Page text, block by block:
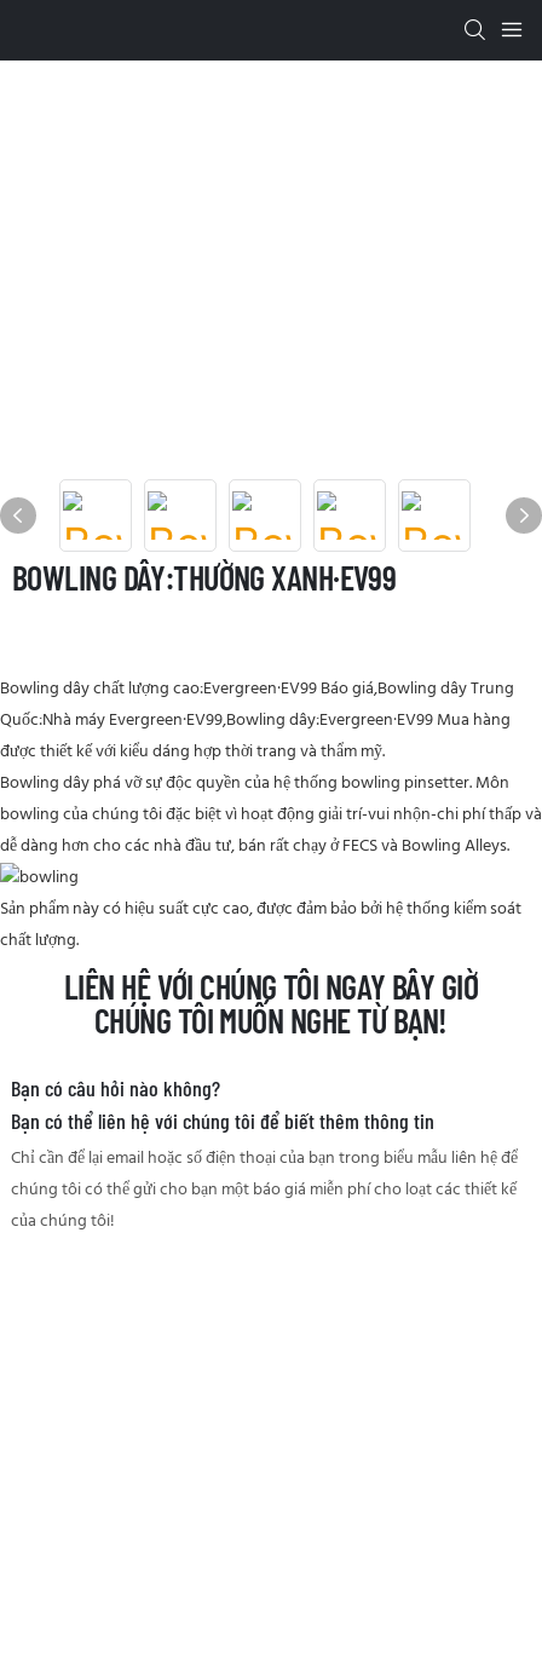
BOWLING DÂY:THƯỜNG XANH·EV99
Bowling dây chất lượng cao:Evergreen·EV99 Báo giá,Bowling dây Trung
Quốc:Nhà máy Evergreen·EV99,Bowling dây:Evergreen·EV99 Mua hàng
được thiết kế với kiểu dáng hợp thời trang và thẩm mỹ.
Bowling dây phá vỡ sự độc quyền của hệ thống bowling pinsetter. Môn
bowling của chúng tôi đặc biệt vì hoạt động giải trí-vui nhộn-chi phí thấp và
dễ dàng hơn cho các nhà đầu tư, bán rất chạy ở FECS và Bowling Alleys.
Sản phẩm này có hiệu suất cực cao, được đảm bảo bởi hệ thống kiểm soát
chất lượng.
LIÊN HỆ VỚI CHÚNG TÔI NGAY BÂY GIỜ
CHÚNG TÔI MUỐN NGHE TỪ BẠN!
Bạn có câu hỏi nào không?
Bạn có thể liên hệ với chúng tôi để biết thêm thông tin
Chỉ cần để lại email hoặc số điện thoại của bạn trong biểu mẫu liên hệ để
chúng tôi có thể gửi cho bạn một báo giá miễn phí cho loạt các thiết kế
của chúng tôi!